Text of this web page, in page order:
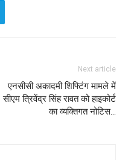
Next article
एनसीसी अकादमी शिफ्टिंग मामले में
सीएम त्रिवेंद्र सिंह रावत को हाइकोर्ट
का व्यक्तिगत नोटिस…